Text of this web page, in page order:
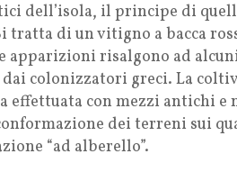
dell’isola, il principe di
tratta di un vitigno a bacca
apparizioni risalgono ad
colonizzatori greci. La
effettuata con mezzi antichi e
dei terreni sui
“ad alberello”.